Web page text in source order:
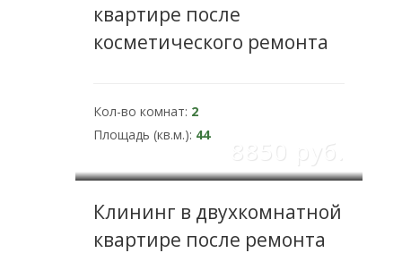
квартире после
косметического ремонта
Кол-во комнат: 2
Площадь (кв.м.): 44
Клининг в двухкомнатной
квартире после ремонта